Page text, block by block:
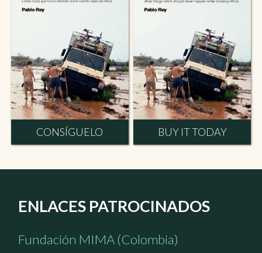
CONSÍGUELO BUY IT TODAY
ENLACES PATROCINADOS
Fundación MIMA (Colombia)